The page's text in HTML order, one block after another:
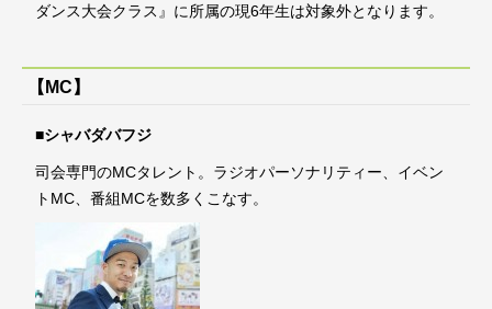
ダンス大会クラス』に所属の現6年生は対象外となります。
【MC】
■シャバダバフジ
司会専門のMCタレント。ラジオパーソナリティー、イベン
トMC、番組MCを数多くこなす。